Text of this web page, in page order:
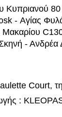
Κυπριανού
- Αγίας
-
Court,
: